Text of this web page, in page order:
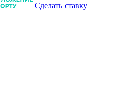
Сделать ставку